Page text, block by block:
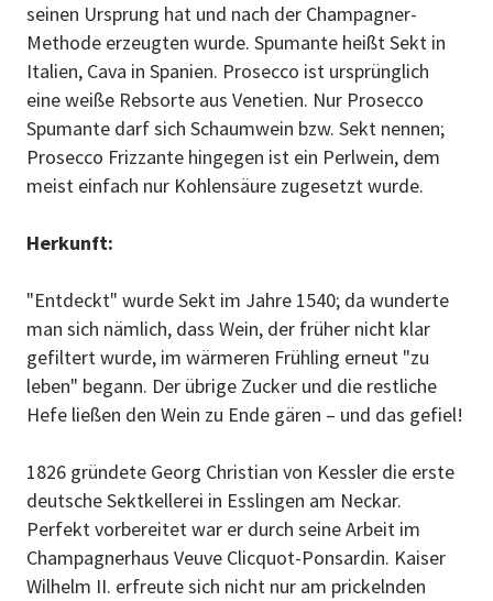
seinen Ursprung hat und nach der Champagner-
Methode erzeugten wurde. Spumante heißt Sekt in
Italien, Cava in Spanien. Prosecco ist ursprünglich
eine weiße Rebsorte aus Venetien. Nur Prosecco
Spumante darf sich Schaumwein bzw. Sekt nennen;
Prosecco Frizzante hingegen ist ein Perlwein, dem
meist einfach nur Kohlensäure zugesetzt wurde.
Herkunft:
"Entdeckt" wurde Sekt im Jahre 1540; da wunderte
man sich nämlich, dass Wein, der früher nicht klar
gefiltert wurde, im wärmeren Frühling erneut "zu
leben" begann. Der übrige Zucker und die restliche
Hefe ließen den Wein zu Ende gären – und das gefiel!
1826 gründete Georg Christian von Kessler die erste
deutsche Sektkellerei in Esslingen am Neckar.
Perfekt vorbereitet war er durch seine Arbeit im
Champagnerhaus Veuve Clicquot-Ponsardin. Kaiser
Wilhelm II. erfreute sich nicht nur am prickelnden